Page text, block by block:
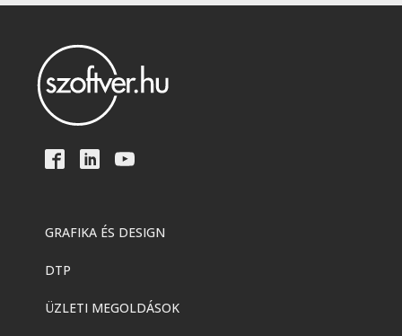
GRAFIKA ÉS DESIGN
DTP
ÜZLETI MEGOLDÁSOK